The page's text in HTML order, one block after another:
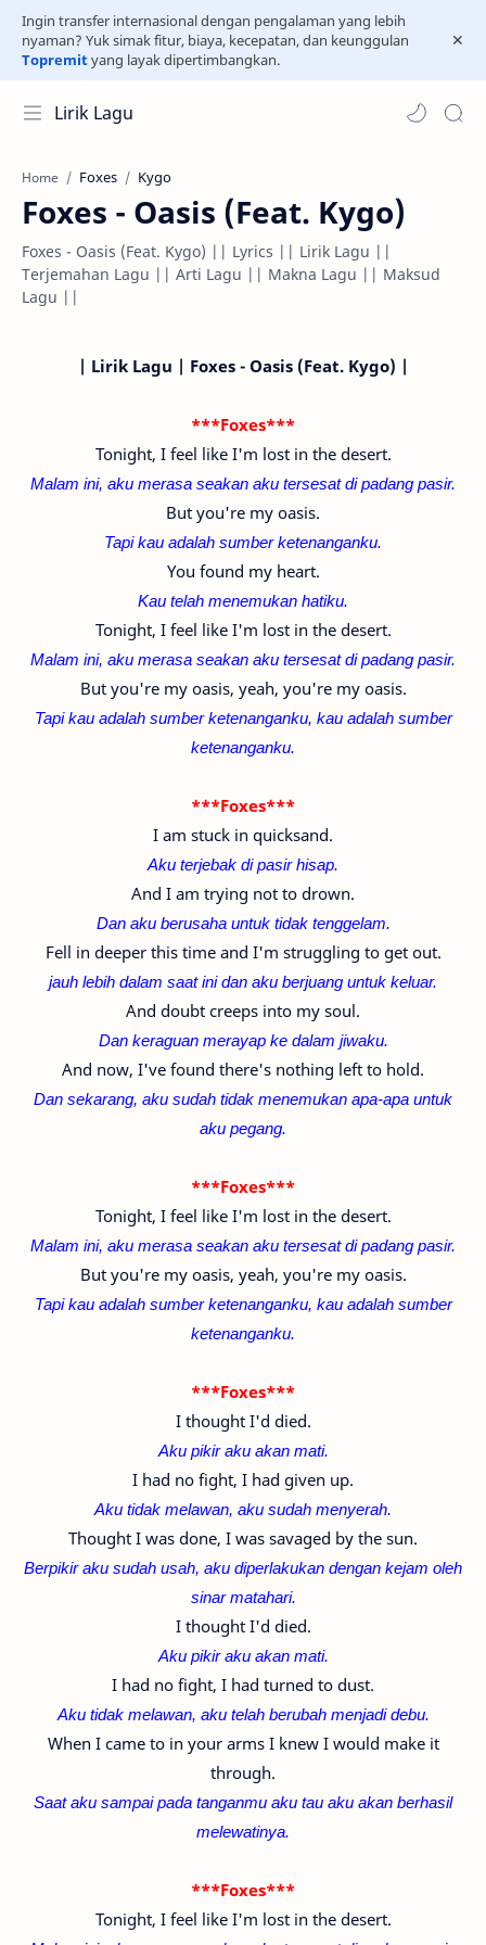
Ingin transfer internasional dengan pengalaman yang lebih
nyaman? Yuk simak fitur, biaya, kecepatan, dan keunggulan
Topremityang layak dipertimbangkan.
Lirik Lagu
Home Foxes Kygo
Foxes - Oasis (Feat. Kygo)
Foxes - Oasis (Feat. Kygo) || Lyrics || Lirik Lagu ||
Terjemahan Lagu || Arti Lagu || Makna Lagu || Maksud
Lagu ||
| Lirik Lagu | Foxes - Oasis (Feat. Kygo) |
***Foxes***
Tonight, I feel like I'm lost in the desert.
Malam ini, aku merasa seakan aku tersesat di padang pasir.
But you're my oasis.
Tapi kau adalah sumber ketenanganku.
You found my heart.
Kau telah menemukan hatiku.
Tonight, I feel like I'm lost in the desert.
Malam ini, aku merasa seakan aku tersesat di padang pasir.
But you're my oasis, yeah, you're my oasis.
Tapi kau adalah sumber ketenanganku, kau adalah sumber
ketenanganku.
***Foxes***
I am stuck in quicksand.
Aku terjebak di pasir hisap.
And I am trying not to drown.
Dan aku berusaha untuk tidak tenggelam.
Fell in deeper this time and I'm struggling to get out.
jauh lebih dalam saat ini dan aku berjuang untuk keluar.
And doubt creeps into my soul.
Dan keraguan merayap ke dalam jiwaku.
And now, I've found there's nothing left to hold.
Dan sekarang, aku sudah tidak menemukan apa-apa untuk
aku pegang.
***Foxes***
Tonight, I feel like I'm lost in the desert.
Malam ini, aku merasa seakan aku tersesat di padang pasir.
But you're my oasis, yeah, you're my oasis.
Tapi kau adalah sumber ketenanganku, kau adalah sumber
ketenanganku.
***Foxes***
I thought I'd died.
Aku pikir aku akan mati.
I had no fight, I had given up.
Aku tidak melawan, aku sudah menyerah.
Thought I was done, I was savaged by the sun.
Berpikir aku sudah usah, aku diperlakukan dengan kejam oleh
sinar matahari.
I thought I'd died.
Aku pikir aku akan mati.
I had no fight, I had turned to dust.
Aku tidak melawan, aku telah berubah menjadi debu.
When I came to in your arms I knew I would make it
through.
Saat aku sampai pada tanganmu aku tau aku akan berhasil
melewatinya.
***Foxes***
Tonight, I feel like I'm lost in the desert.